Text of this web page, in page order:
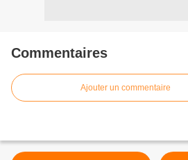
Commentaires
Ajouter un commentaire